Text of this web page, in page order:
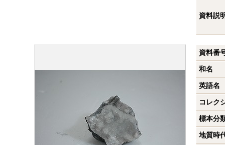
資料説
資料番
和名
英語名
コレク
標本分
地質時